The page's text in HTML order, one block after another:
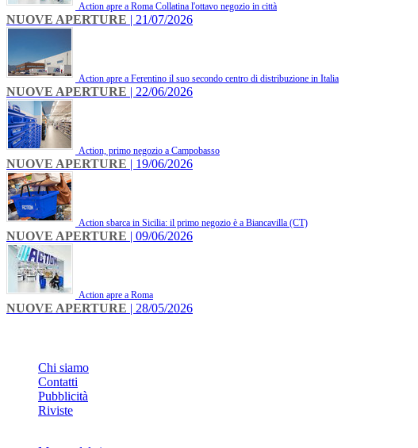
Action apre a Roma Collatina l'ottavo negozio in città
NUOVE APERTURE | 21/07/2026
Action apre a Ferentino il suo secondo centro di distribuzione in Italia
NUOVE APERTURE | 22/06/2026
Action, primo negozio a Campobasso
NUOVE APERTURE | 19/06/2026
Action sbarca in Sicilia: il primo negozio è a Biancavilla (CT)
NUOVE APERTURE | 09/06/2026
Action apre a Roma
NUOVE APERTURE | 28/05/2026
Chi siamo
Contatti
Pubblicità
Riviste